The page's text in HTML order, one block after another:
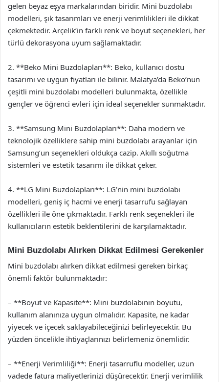
gelen beyaz eşya markalarından biridir. Mini buzdolabı
modelleri, şık tasarımları ve enerji verimlilikleri ile dikkat
çekmektedir. Arçelik’in farklı renk ve boyut seçenekleri, her
türlü dekorasyona uyum sağlamaktadır.
2. **Beko Mini Buzdolapları**: Beko, kullanıcı dostu
tasarımı ve uygun fiyatları ile bilinir. Malatya’da Beko’nun
çeşitli mini buzdolabı modelleri bulunmakta, özellikle
gençler ve öğrenci evleri için ideal seçenekler sunmaktadır.
3. **Samsung Mini Buzdolapları**: Daha modern ve
teknolojik özelliklere sahip mini buzdolabı arayanlar için
Samsung’un seçenekleri oldukça cazip. Akıllı soğutma
sistemleri ve estetik tasarımı ile dikkat çeker.
4. **LG Mini Buzdolapları**: LG’nin mini buzdolabı
modelleri, geniş iç hacmi ve enerji tasarrufu sağlayan
özellikleri ile öne çıkmaktadır. Farklı renk seçenekleri ile
kullanıcıların estetik beklentilerini de karşılamaktadır.
Mini Buzdolabı Alırken Dikkat Edilmesi Gerekenler
Mini buzdolabı alırken dikkat edilmesi gereken birkaç
önemli faktör bulunmaktadır:
– **Boyut ve Kapasite**: Mini buzdolabının boyutu,
kullanım alanınıza uygun olmalıdır. Kapasite, ne kadar
yiyecek ve içecek saklayabileceğinizi belirleyecektir. Bu
yüzden öncelikle ihtiyaçlarınızı belirlemeniz önemlidir.
– **Enerji Verimliliği**: Enerji tasarruflu modeller, uzun
vadede fatura maliyetlerinizi düşürecektir. Enerji verimlilik